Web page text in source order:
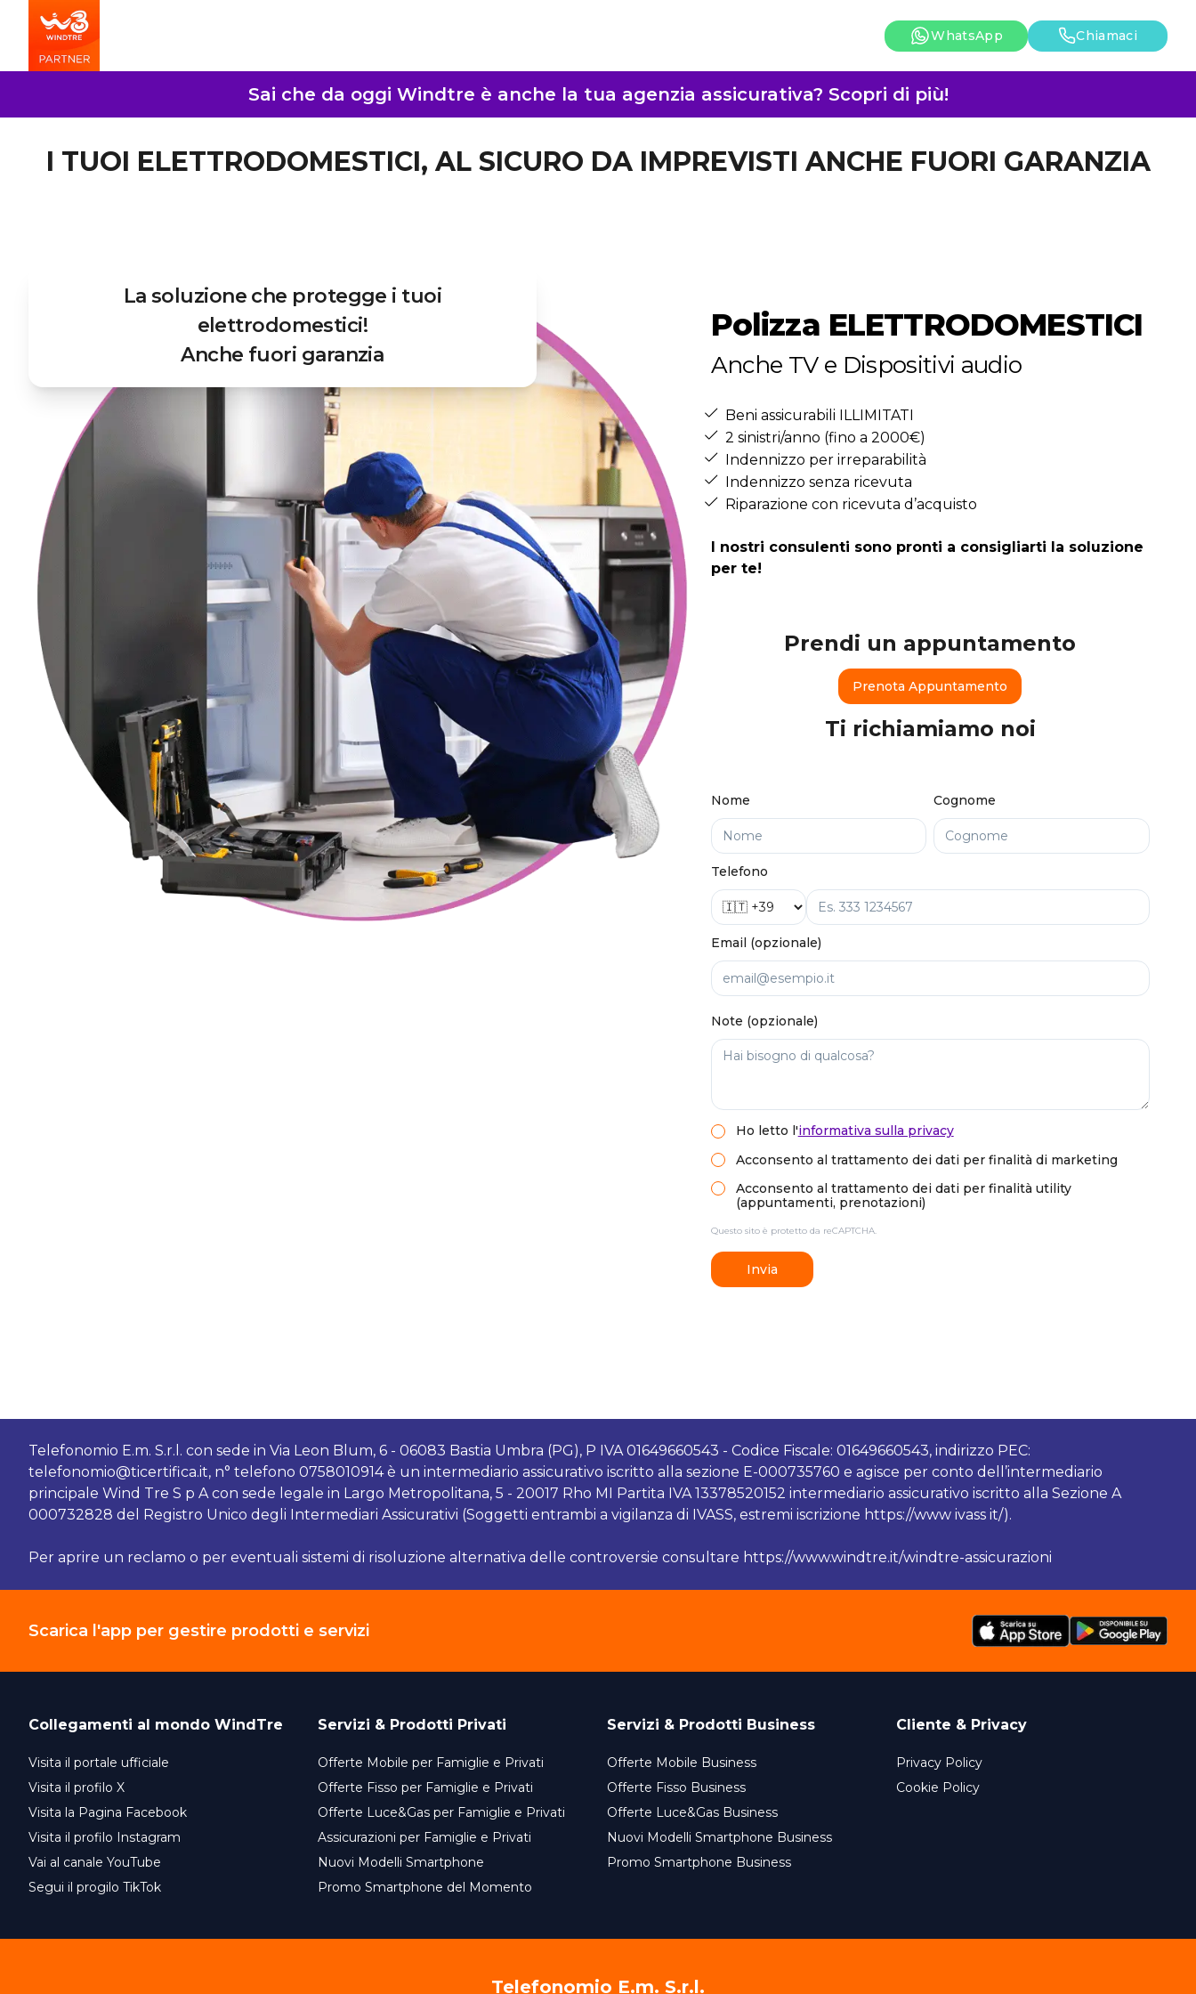
WhatsApp Chiamaci
Sai che da oggi Windtre è anche la tua agenzia assicurativa? Scopri di più!
I TUOI ELETTRODOMESTICI, AL SICURO DA IMPREVISTI ANCHE FUORI GARANZIA
La soluzione che protegge i tuoi
elettrodomestici!
Anche fuori garanzia
Polizza ELETTRODOMESTICI
Anche TV e Dispositivi audio
Beni assicurabili ILLIMITATI
2 sinistri/anno (fino a 2000€)
Indennizzo per irreparabilità
Indennizzo senza ricevuta
Riparazione con ricevuta d’acquisto
I nostri consulenti sono pronti a consigliarti la soluzione
per te!
Prendi un appuntamento
Prenota Appuntamento
Ti richiamiamo noi
Nome Cognome
Telefono
Email (opzionale)
Note (opzionale)
Ho letto l'informativa sulla privacy
Acconsento al trattamento dei dati per finalità di marketing
Acconsento al trattamento dei dati per finalità utility
(appuntamenti, prenotazioni)
Questo sito è protetto da reCAPTCHA.
Invia
Telefonomio E.m. S.r.l. con sede in Via Leon Blum, 6 - 06083 Bastia Umbra (PG), P IVA 01649660543 - Codice Fiscale: 01649660543, indirizzo PEC:
telefonomio@ticertifica.it, n° telefono 0758010914 è un intermediario assicurativo iscritto alla sezione E-000735760 e agisce per conto dell’intermediario
principale Wind Tre S p A con sede legale in Largo Metropolitana, 5 - 20017 Rho MI Partita IVA 13378520152 intermediario assicurativo iscritto alla Sezione A
000732828 del Registro Unico degli Intermediari Assicurativi (Soggetti entrambi a vigilanza di IVASS, estremi iscrizione https://www ivass it/).
Per aprire un reclamo o per eventuali sistemi di risoluzione alternativa delle controversie consultare https://www.windtre.it/windtre-assicurazioni
Scarica l'app per gestire prodotti e servizi
Collegamenti al mondo WindTre
Visita il portale ufficiale
Visita il profilo X
Visita la Pagina Facebook
Visita il profilo Instagram
Vai al canale YouTube
Segui il progilo TikTok
Servizi & Prodotti Privati
Offerte Mobile per Famiglie e Privati
Offerte Fisso per Famiglie e Privati
Offerte Luce&Gas per Famiglie e Privati
Assicurazioni per Famiglie e Privati
Nuovi Modelli Smartphone
Promo Smartphone del Momento
Servizi & Prodotti Business
Offerte Mobile Business
Offerte Fisso Business
Offerte Luce&Gas Business
Nuovi Modelli Smartphone Business
Promo Smartphone Business
Cliente & Privacy
Privacy Policy
Cookie Policy
Telefonomio E.m. S.r.l.